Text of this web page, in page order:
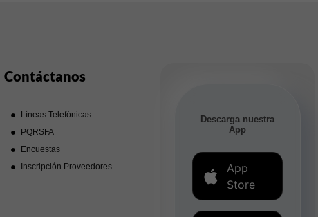
Contáctanos
Líneas Telefónicas
PQRSFA
Encuestas
Inscripción Proveedores
Descarga nuestra
App
App
Store